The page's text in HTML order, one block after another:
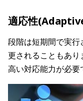
適応性
段階は短期間で実
更されることもあ
高い対応能力が必要